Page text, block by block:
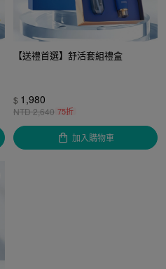
【送禮首選】舒活套組禮盒
$ 1,980
NTD2,640 75折
加入購物車